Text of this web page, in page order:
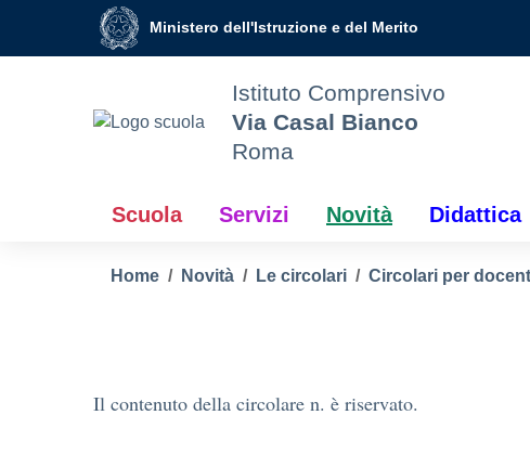
Vai ai contenuti
Vai al menu di navigazione
Ministero dell'Istruzione e del Merito
Istituto Comprensivo
Via Casal Bianco
Roma
Scuola Servizi Novità Didattica
Home Novità Le circolari Circolari per
Il contenuto della circolare n. è riservato.